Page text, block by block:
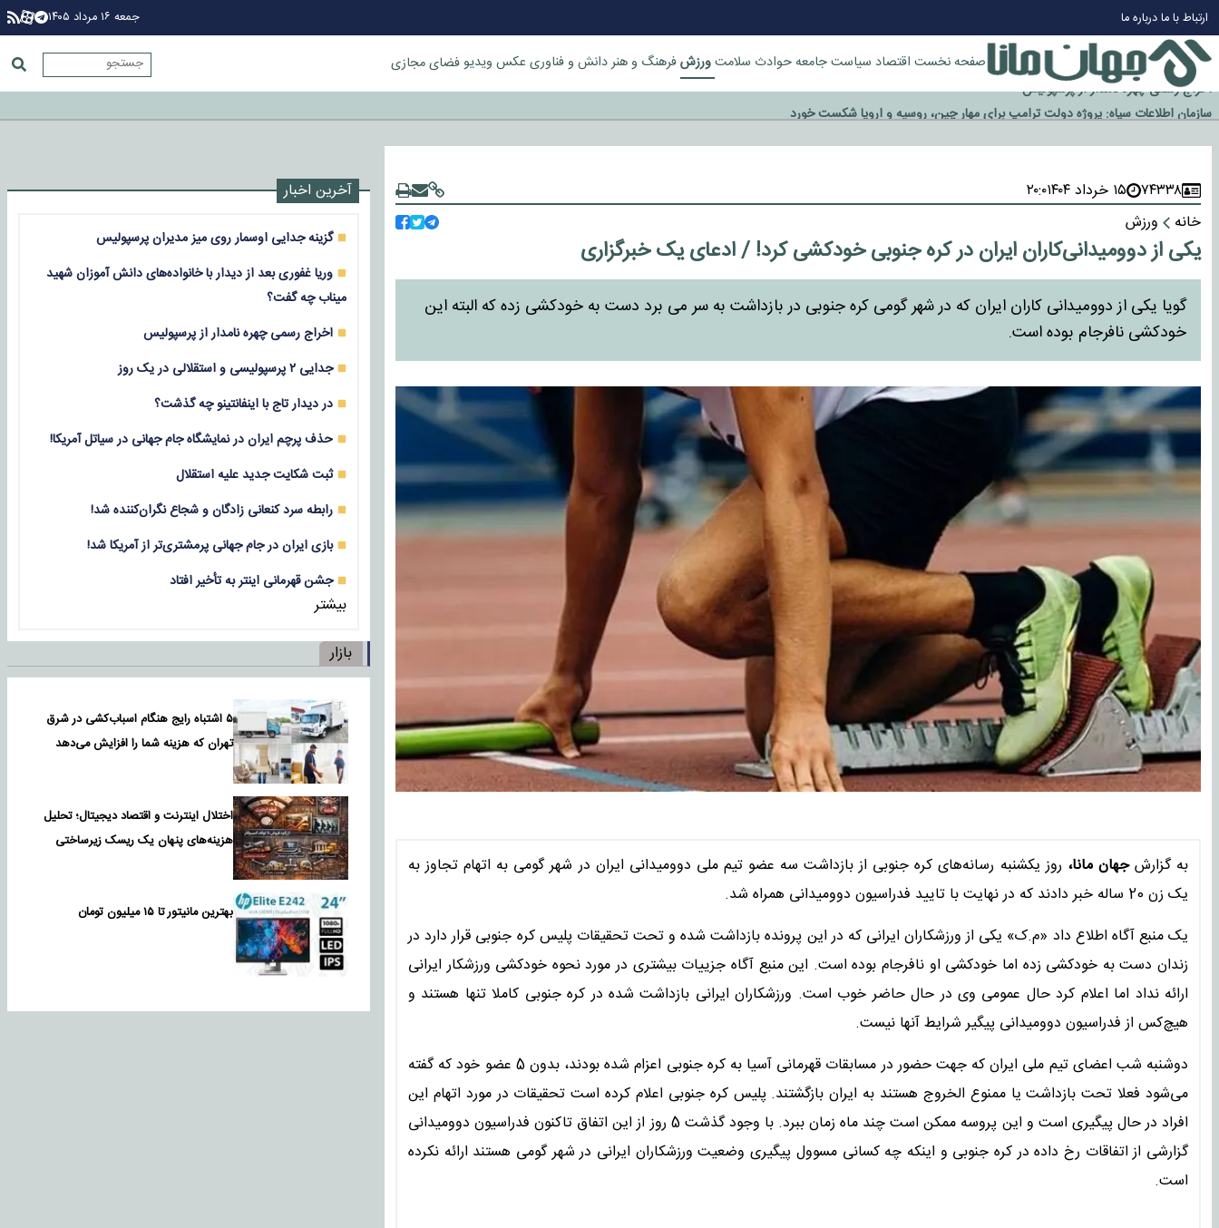
ارتباط با مادرباره ما جمعه ۱۶ مرداد ۱۴۰۵
صفحه نخست اقتصاد سیاستجامعهحوادث سلامتورزشفرهنگ و هنردانش و فناوری عکس ویدیوفضای مجازی
چرا طلا دوباره افزایشی شد؟
گزینه جدایی اوسمار روی میز مدیران پرسپولیس
آیا رئیس جمهور آمریکا قانون را دور می‌زند؟
اخراج رسمی چهره نامدار از پرسپولیس
سازمان اطلاعات سپاه: پروژه دولت ترامپ برای مهار چین، روسیه و اروپا شکست خورد
۷۴۳۳۸ ۱۵ خرداد ۱۴۰۴
۲۰:۰
خانه
ورزش
یکی از دوومیدانی‌کاران ایران در کره جنوبی خودکشی کرد! / ادعای یک خبرگزاری
گویا یکی از دوومیدانی کاران ایران که در شهر گومی کره جنوبی در بازداشت به سر می برد دست به خودکشی زده که البته این
خودکشی نافرجام بوده است.
به گزارشجهان مانا، روز یکشنبه رسانه‌های کره جنوبی از بازداشت سه عضو تیم ملی دوومیدانی ایران در شهر گومی به اتهام تجاوز به
یک زن 20 ساله خبر دادند که در نهایت با تایید فدراسیون دوومیدانی همراه شد.
یک منبع آگاه اطلاع داد «م.ک» یکی از ورزشکاران ایرانی که در این پرونده بازداشت شده و تحت تحقیقات پلیس کره جنوبی قرار دارد در
زندان دست به خودکشی زده اما خودکشی او نافرجام بوده است. این منبع آگاه جزییات بیشتری در مورد نحوه خودکشی ورزشکار ایرانی
ارائه نداد اما اعلام کرد حال عمومی وی در حال حاضر خوب است. ورزشکاران ایرانی بازداشت شده در کره جنوبی کاملا تنها هستند و
هیچ‌کس از فدراسیون دوومیدانی پیگیر شرایط آنها نیست.
دوشنبه شب اعضای تیم ملی ایران که جهت حضور در مسابقات قهرمانی آسیا به کره جنوبی اعزام شده بودند، بدون 5 عضو خود که گفته
می‌شود فعلا تحت بازداشت یا ممنوع الخروج هستند به ایران بازگشتند. پلیس کره جنوبی اعلام کرده است تحقیقات در مورد اتهام این
افراد در حال پیگیری است و این پروسه ممکن است چند ماه زمان ببرد. با وجود گذشت 5 روز از این اتفاق تاکنون فدراسیون دوومیدانی
گزارشی از اتفاقات رخ داده در کره جنوبی و اینکه چه کسانی مسوول پیگیری وضعیت ورزشکاران ایرانی در شهر گومی هستند ارائه نکرده
است.
آخرین اخبار
گزینه جدایی اوسمار روی میز مدیران پرسپولیس
وریا غفوری بعد از دیدار با خانواده‌های دانش آموزان شهید
میناب چه گفت؟
اخراج رسمی چهره نامدار از پرسپولیس
جدایی ۲ پرسپولیسی و استقلالی در یک روز
در دیدار تاج با اینفانتینو چه گذشت؟
حذف پرچم ایران در نمایشگاه جام جهانی در سیاتل آمریکا!
ثبت شکایت جدید علیه استقلال
رابطه سرد کنعانی زادگان و شجاع نگران‌کننده شد!
بازی‌ ایران در جام جهانی پرمشتری‌تر از آمریکا شد!
جشن قهرمانی اینتر به تأخیر افتاد
بیشتر
بازار
۵ اشتباه رایج هنگام اسباب‌کشی در شرق
تهران که هزینه شما را افزایش می‌دهد
اختلال اینترنت و اقتصاد دیجیتال؛ تحلیل
هزینه‌های پنهان یک ریسک زیرساختی
بهترین مانیتور تا ۱۵ میلیون تومان